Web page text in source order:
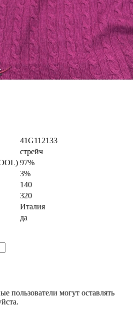
41G112133
стрейч
97%
3%
140
320
Италия
да
пользователи могут оставлять